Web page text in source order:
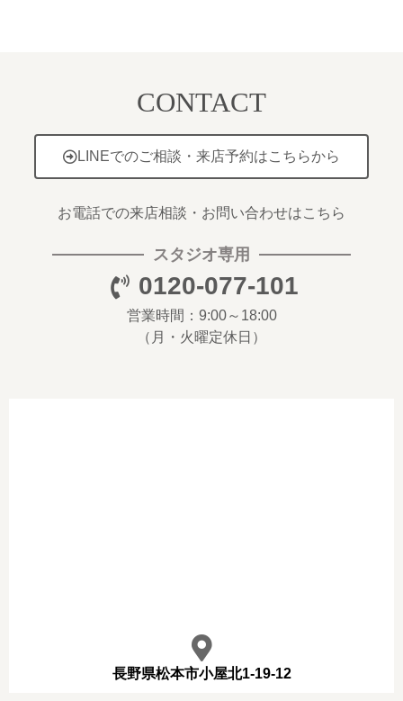
CONTACT
LINEでのご相談・来店予約はこちらから
お電話での来店相談・お問い合わせはこちら
スタジオ専用
0120-077-101
営業時間：9:00～18:00
（月・火曜定休日）
長野県松本市小屋北1-19-12